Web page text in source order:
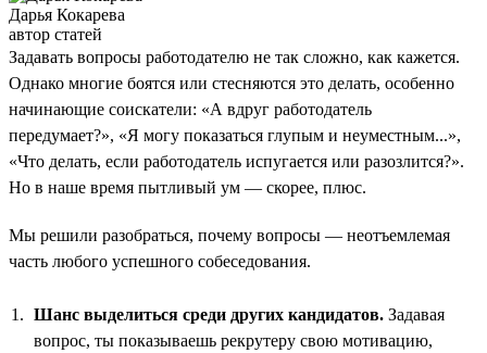
Дарья Кокарева
автор статей
Задавать вопросы работодателю не так сложно, как кажется.
Однако многие боятся или стесняются это делать, особенно
начинающие соискатели: «А вдруг работодатель
передумает?», «Я могу показаться глупым и неуместным...»,
«Что делать, если работодатель испугается или разозлится?».
Но в наше время пытливый ум — скорее, плюс.
Мы решили разобраться, почему вопросы — неотъемлемая
часть любого успешного собеседования.
Шанс выделиться среди других кандидатов. Задавая
вопрос, ты показываешь рекрутеру свою мотивацию,